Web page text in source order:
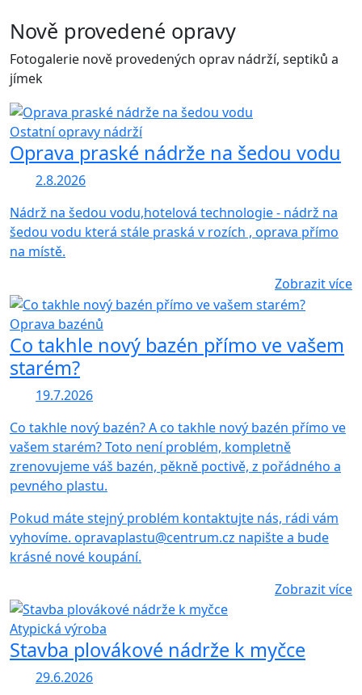
Nově provedené opravy
Fotogalerie nově provedených oprav nádrží, septiků a
jímek
Ostatní opravy nádrží
Oprava praské nádrže na šedou vodu
2.8.2026
Nádrž na šedou vodu,hotelová technologie - nádrž na
šedou vodu která stále praská v rozích , oprava přímo
na místě.
Zobrazit více
Oprava bazénů
Co takhle nový bazén přímo ve vašem
starém?
19.7.2026
Co takhle nový bazén? A co takhle nový bazén přímo ve
vašem starém? Toto není problém, kompletně
zrenovujeme váš bazén, pěkně poctivě, z pořádného a
pevného plastu.
Pokud máte stejný problém kontaktujte nás, rádi vám
vyhovíme. opravaplastu@centrum.cz napište a bude
krásné nové koupání.
Zobrazit více
Atypická výroba
Stavba plovákové nádrže k myčce
29.6.2026